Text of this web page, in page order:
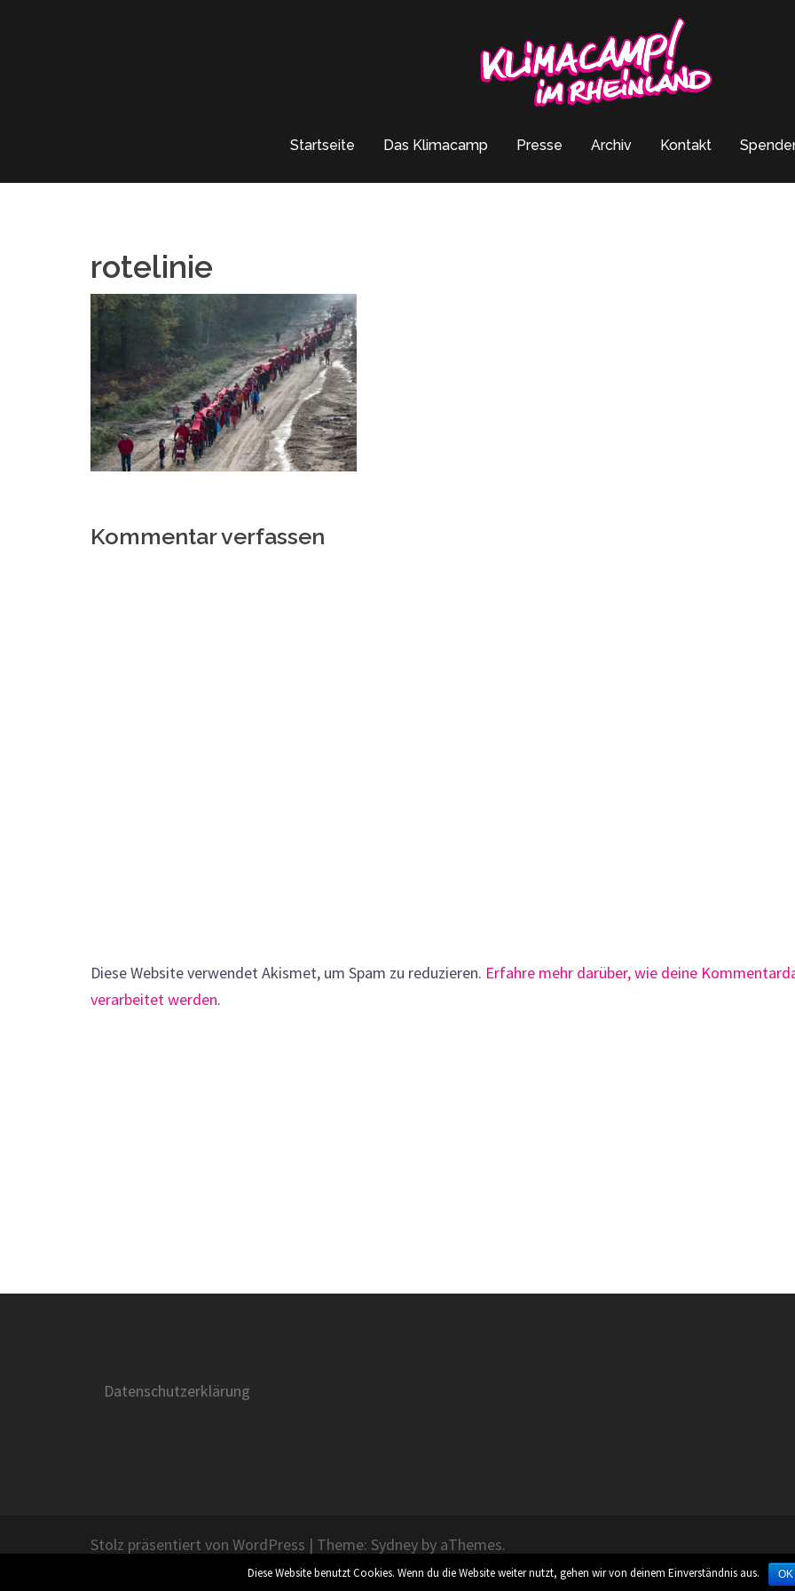
Startseite Das Klimacamp Presse Archiv Kontakt
rotelinie
Kommentar verfassen
Diese Website verwendet Akismet, um Spam zu reduzieren. Erfahre mehr darüber, wie deine
verarbeitet werden.
Datenschutzerklärung
Stolz präsentiert von WordPress | Theme: Sydney by aThemes.
Diese Website benutzt Cookies. Wenn du die Website weiter nutzt, gehen wir von deinem Einverständnis aus. OK